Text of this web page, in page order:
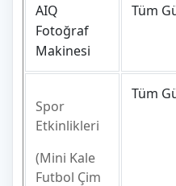
AIQ
Fotoğraf
Makinesi
Tüm
Spor
Etkinlikleri
(Mini Kale
Futbol Çim
Tüm